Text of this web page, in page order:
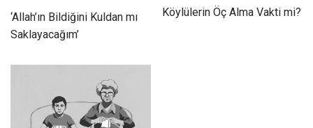
‘Allah’ın Bildiğini Kuldan mı
Saklayacağım’
Köylülerin Öç Alma Vakti mi?